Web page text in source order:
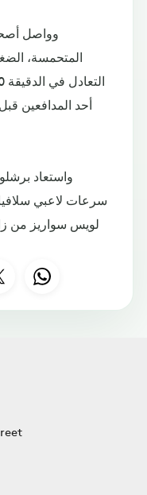
وواصل
المتحمسة،
أحد المدافعين
واستعاد
لويس سواريز من